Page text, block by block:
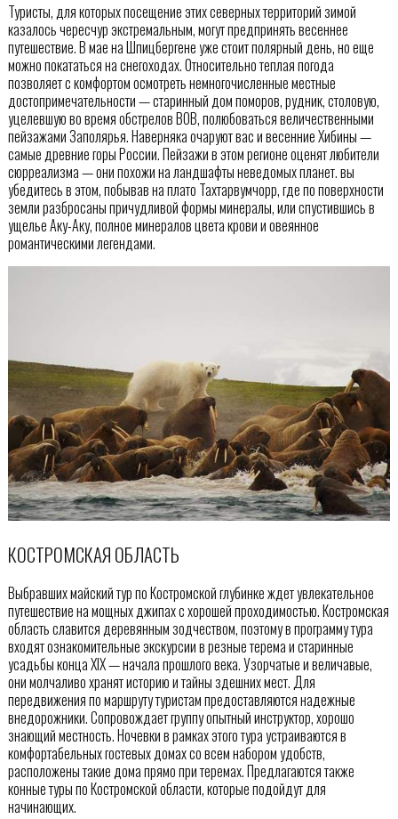
Туристы, для которых посещение этих северных территорий зимой
казалось чересчур экстремальным, могут предпринять весеннее
путешествие. В мае на Шпицбергене уже стоит полярный день, но еще
можно покататься на снегоходах. Относительно теплая погода
позволяет с комфортом осмотреть немногочисленные местные
достопримечательности — старинный дом поморов, рудник, столовую,
уцелевшую во время обстрелов ВОВ, полюбоваться величественными
пейзажами Заполярья. Наверняка очаруют вас и весенние Хибины —
самые древние горы России. Пейзажи в этом регионе оценят любители
сюрреализма — они похожи на ландшафты неведомых планет. вы
убедитесь в этом, побывав на плато Тахтарвумчорр, где по поверхности
земли разбросаны причудливой формы минералы, или спустившись в
ущелье Аку-Аку, полное минералов цвета крови и овеянное
романтическими легендами.
КОСТРОМСКАЯ ОБЛАСТЬ
Выбравших майский тур по Костромской глубинке ждет увлекательное
путешествие на мощных джипах с хорошей проходимостью. Костромская
область славится деревянным зодчеством, поэтому в программу тура
входят ознакомительные экскурсии в резные терема и старинные
усадьбы конца XIX — начала прошлого века. Узорчатые и величавые,
они молчаливо хранят историю и тайны здешних мест. Для
передвижения по маршруту туристам предоставляются надежные
внедорожники. Сопровождает группу опытный инструктор, хорошо
знающий местность. Ночевки в рамках этого тура устраиваются в
комфортабельных гостевых домах со всем набором удобств,
расположены такие дома прямо при теремах. Предлагаются также
конные туры по Костромской области, которые подойдут для
начинающих.